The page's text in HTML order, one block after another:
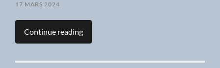
17 MARS 2024
Continue reading